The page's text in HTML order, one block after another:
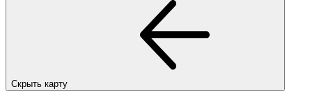
Скрыть карту